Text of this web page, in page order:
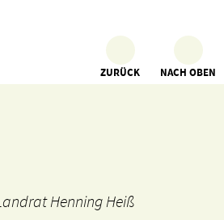
ZURÜCK NACH OBEN
Henning Heiß